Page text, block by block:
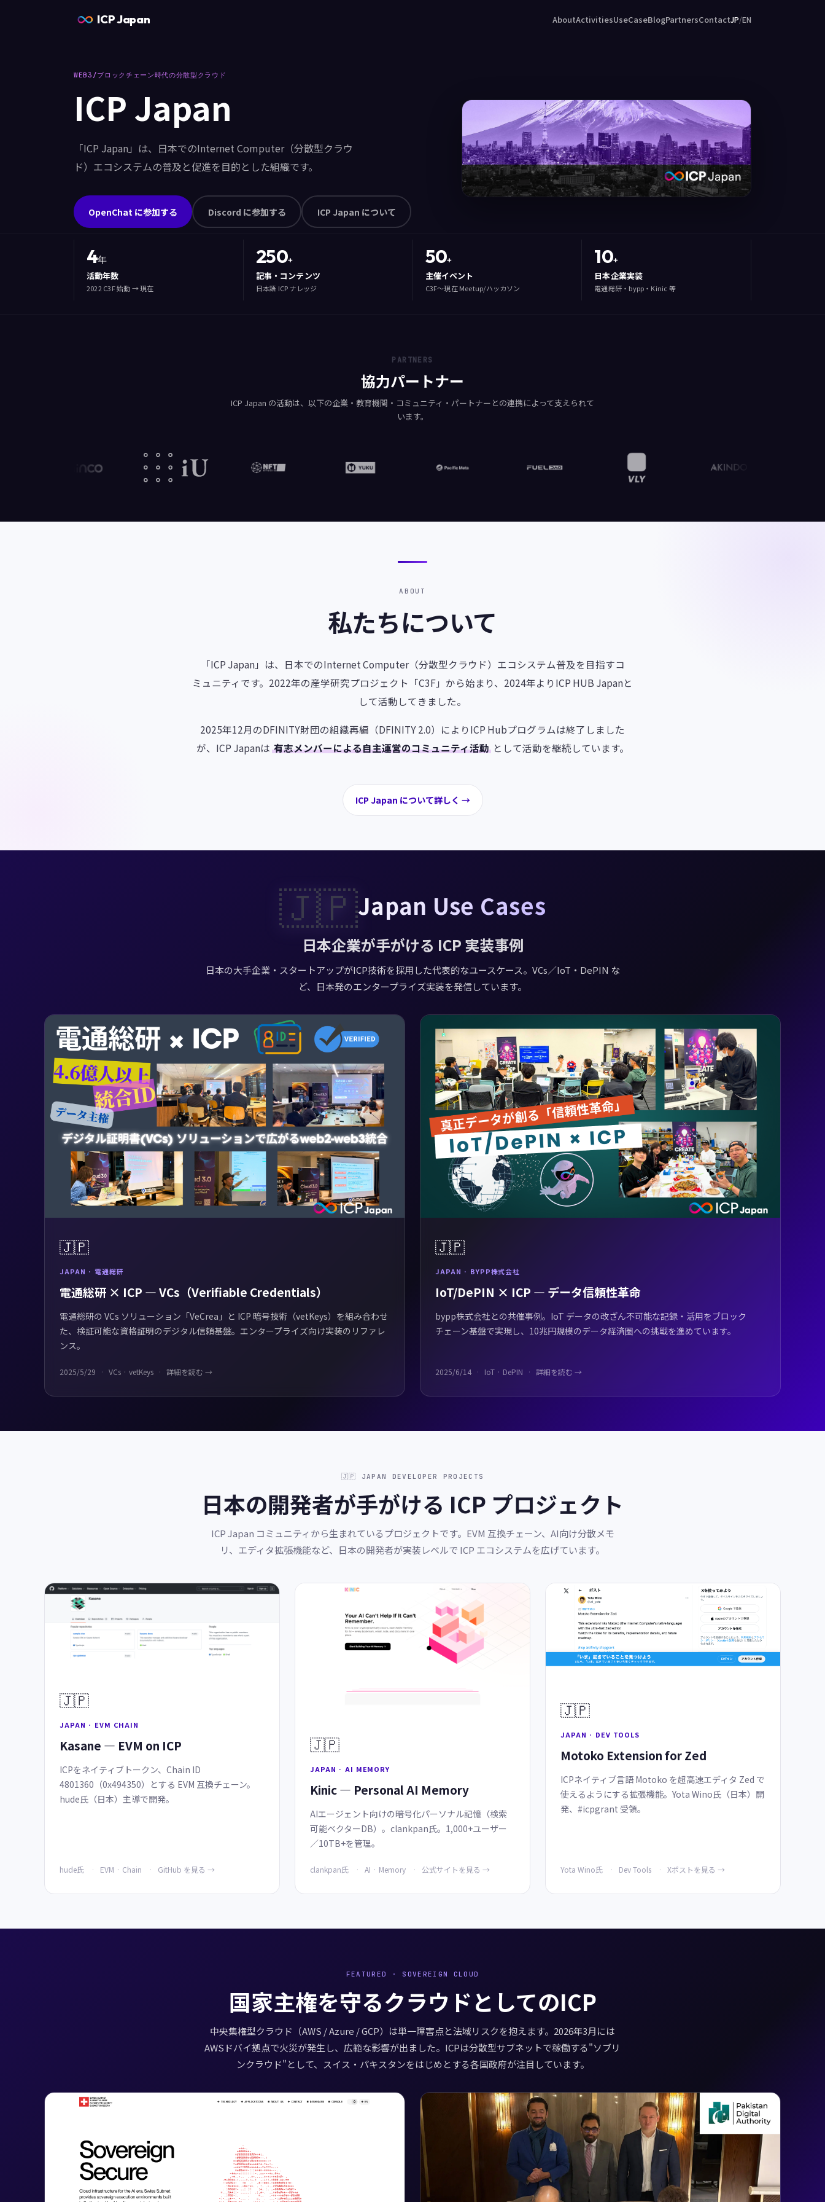
ICP Japan AboutActivitiesUseCaseBlogPartnersContactJP/EN
WEB3/ブロックチェーン時代の分散型クラウド
ICP Japan
「ICP Japan」は、日本でのInternet Computer（分散型クラウ
ド）エコシステムの普及と促進を目的とした組織です。
OpenChat に参加する Discord に参加する ICP Japan について
4年
活動年数
2022 C3F 始動 → 現在
250+
記事・コンテンツ
日本語 ICP ナレッジ
50+
主催イベント
C3F〜現在 Meetup/ハッカソン
10+
日本企業実装
電通総研・bypp・Kinic 等
PARTNERS
協力パートナー
ICP Japan の活動は、以下の企業・教育機関・コミュニティ・パートナーとの連携によって支えられて
います。
ABOUT
私たちについて
「ICP Japan」は、日本でのInternet Computer（分散型クラウド）エコシステム普及を目指すコ
ミュニティです。2022年の産学研究プロジェクト「C3F」から始まり、2024年よりICP HUB Japanと
して活動してきました。
2025年12月のDFINITY財団の組織再編（DFINITY 2.0）によりICP Hubプログラムは終了しました
が、ICP Japanは 有志メンバーによる自主運営のコミュニティ活動として活動を継続しています。
ICP Japan について詳しく →
🇯🇵Japan Use Cases
日本企業が手がける ICP 実装事例
日本の大手企業・スタートアップがICP技術を採用した代表的なユースケース。VCs／IoT・DePIN な
ど、日本発のエンタープライズ実装を発信しています。
🇯🇵
JAPAN · 電通総研
電通総研 × ICP — VCs（Verifiable Credentials）
電通総研の VCs ソリューション「VeCrea」と ICP 暗号技術（vetKeys）を組み合わせ
た、検証可能な資格証明のデジタル信頼基盤。エンタープライズ向け実装のリファレ
ンス。
2025/5/29 VCs · vetKeys 詳細を読む →
🇯🇵
JAPAN · BYPP株式会社
IoT/DePIN × ICP — データ信頼性革命
bypp株式会社との共催事例。IoT データの改ざん不可能な記録・活用をブロック
チェーン基盤で実現し、10兆円規模のデータ経済圏への挑戦を進めています。
2025/6/14 IoT · DePIN 詳細を読む →
🇯🇵 JAPAN DEVELOPER PROJECTS
日本の開発者が手がける ICP プロジェクト
ICP Japan コミュニティから生まれているプロジェクトです。EVM 互換チェーン、AI向け分散メモ
リ、エディタ拡張機能など、日本の開発者が実装レベルで ICP エコシステムを広げています。
🇯🇵
JAPAN · EVM CHAIN
Kasane — EVM on ICP
ICPをネイティブトークン、Chain ID
4801360（0x494350）とする EVM 互換チェーン。
hude氏（日本）主導で開発。
hude氏 EVM · Chain GitHub を見る →
🇯🇵
JAPAN · AI MEMORY
Kinic — Personal AI Memory
AIエージェント向けの暗号化パーソナル記憶（検索
可能ベクターDB）。clankpan氏。1,000+ユーザー
／10TB+を管理。
clankpan氏 AI · Memory 公式サイトを見る →
🇯🇵
JAPAN · DEV TOOLS
Motoko Extension for Zed
ICPネイティブ言語 Motoko を超高速エディタ Zed で
使えるようにする拡張機能。Yota Wino氏（日本）開
発、#icpgrant 受領。
Yota Wino氏 Dev Tools Xポストを見る →
FEATURED · SOVEREIGN CLOUD
国家主権を守るクラウドとしてのICP
中央集権型クラウド（AWS / Azure / GCP）は単一障害点と法域リスクを抱えます。2026年3月には
AWSドバイ拠点で火災が発生し、広範な影響が出ました。ICPは分散型サブネットで稼働する"ソブリ
ンクラウド"として、スイス・パキスタンをはじめとする各国政府が注目しています。